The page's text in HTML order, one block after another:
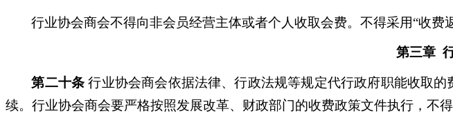
行业协会商会不得向非会员经营主体或者个人收取会费。不得采用“收费
第三章
第二十条 行业协会商会依据法律、行政法规等规定代行政府职能收取
续。行业协会商会要严格按照发展改革、财政部门的收费政策文件执行，不